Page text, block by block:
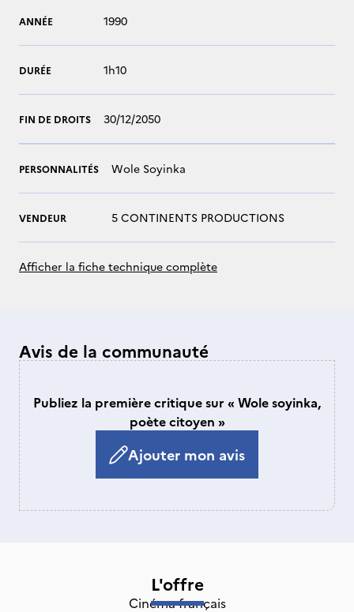
ANNÉE 1990
DURÉE 1h10
FIN DE DROITS 30/12/2050
PERSONNALITÉS Wole Soyinka
VENDEUR 5 CONTINENTS PRODUCTIONS
Afficher la fiche technique complète
Avis de la communauté
Publiez la première critique sur « Wole soyinka,
poète citoyen »
Ajouter mon avis
L'offre
Cinéma français